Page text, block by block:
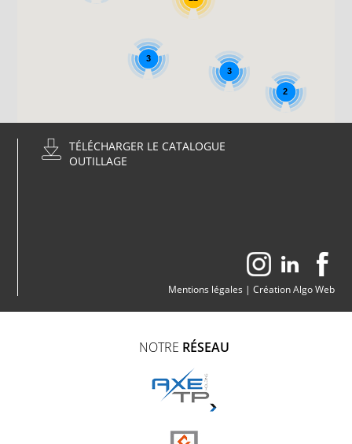
2
3
3
TÉLÉCHARGER LE CATALOGUE
OUTILLAGE
Mentions légales | Création Algo Web
NOTRE RÉSEAU